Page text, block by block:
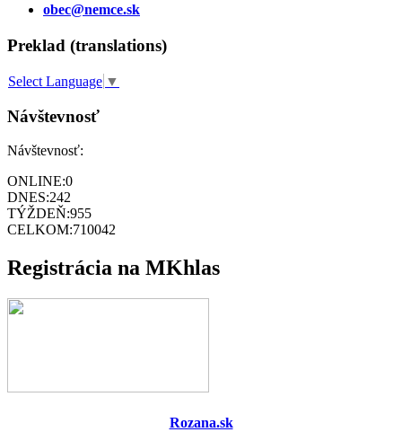
obec@nemce.sk
Preklad (translations)
Select Language ▼
Návštevnosť
Návštevnosť:
ONLINE:0
DNES:242
TÝŽDEŇ:955
CELKOM:710042
Registrácia na MKhlas
Rozana.sk